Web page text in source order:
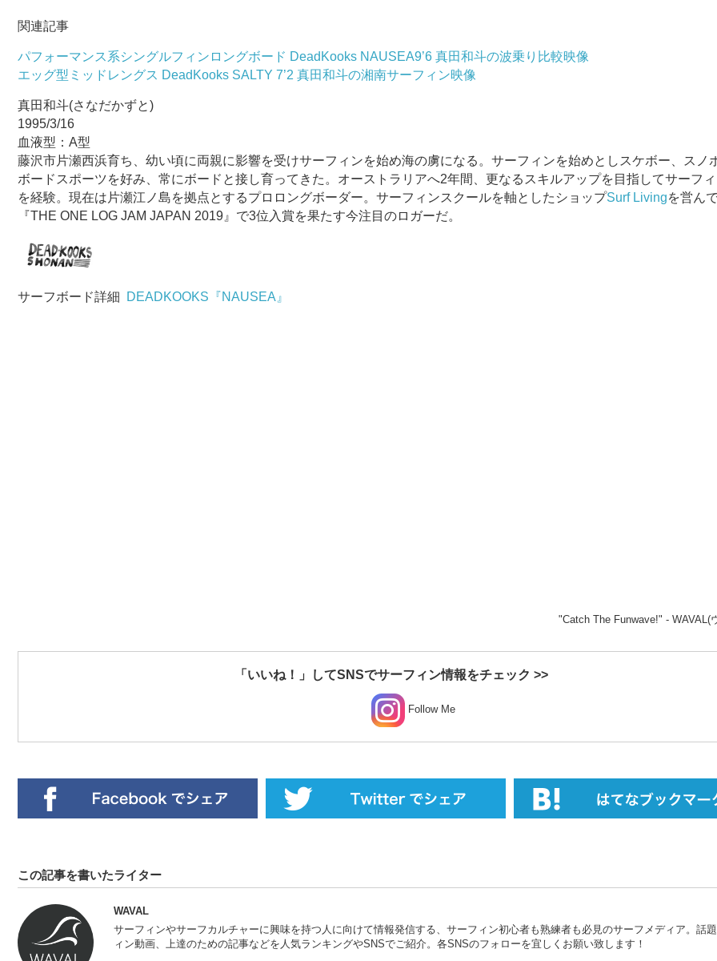
関連記事
パフォーマンス系シングルフィンロングボード DeadKooks NAUSEA9’6 真田和斗の波乗り比較映像
エッグ型ミッドレングス DeadKooks SALTY 7’2 真田和斗の湘南サーフィン映像
真田和斗(さなだかずと)
1995/3/16
血液型：A型
藤沢市片瀬西浜育ち、幼い頃に両親に影響を受けサーフィンを始め海の虜になる。サーフィンを始めとしスケボー、スノ
ボードスポーツを好み、常にボードと接し育ってきた。オーストラリアへ2年間、更なるスキルアップを目指してサーフ
を経験。現在は片瀬江ノ島を拠点とするプロロングボーダー。サーフィンスクールを軸としたショップSurf Livingを営ん
『THE ONE LOG JAM JAPAN 2019』で3位入賞を果たす今注目のロガーだ。
サーフボード詳細 DEADKOOKS『NAUSEA』
"Catch The Funwave!" - WAVAL(
「いいね！」してSNSでサーフィン情報をチェック >>
Follow Me
この記事を書いたライター
WAVAL
サーフィンやサーフカルチャーに興味を持つ人に向けて情報発信する、サーフィン初心者も熟練者も必見のサーフメディア。話
ィン動画、上達のための記事などを人気ランキングやSNSでご紹介。各SNSのフォローを宜しくお願い致します！